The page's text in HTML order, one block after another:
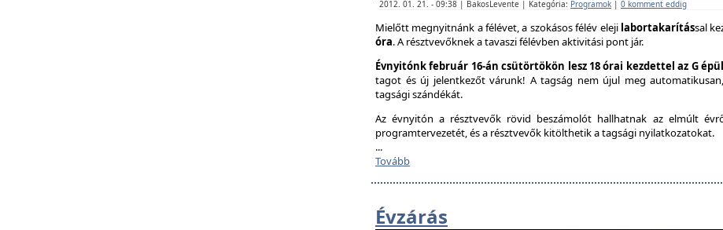
2012. 01. 21. - 09:38 | BakosLevente | Kategória: Programok | 0 komment eddig
Mielőtt megnyitnánk a félévet, a szokásos félév eleji labortakarítással
óra. A résztvevőknek a tavaszi félévben aktivitási pont jár.
Évnyitónk február 16-án csütörtökön lesz 18 órai kezdettel az G
tagot és új jelentkezőt várunk! A tagság nem újul meg automatikusan,
tagsági szándékát.
Az évnyitón a résztvevők rövid beszámolót hallhatnak az elmúlt
programtervezetét, és a résztvevők kitölthetik a tagsági nyilatkozatokat.
...
Tovább
Évzárás